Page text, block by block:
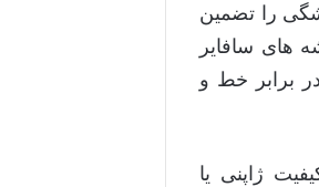
را تضمین
های سافایر
برابر خط و
ژاپنی یا